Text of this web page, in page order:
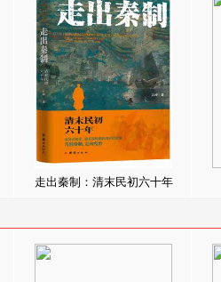
走出秦制：清末民初六十年